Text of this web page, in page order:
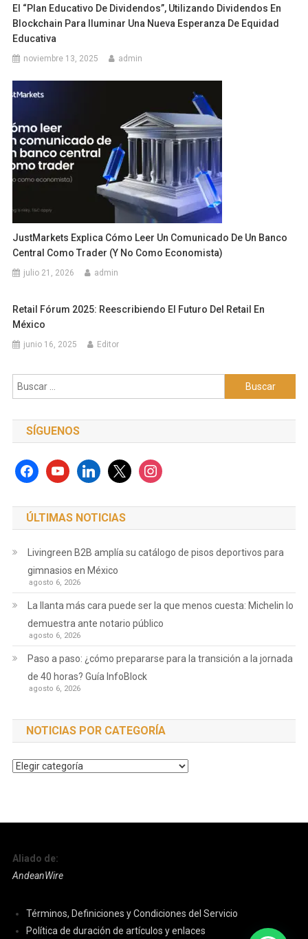
El “Plan Educativo De Dividendos”, Utilizando Dividendos En
Blockchain Para Iluminar Una Nueva Esperanza De Equidad
Educativa
noviembre 13, 2025 admin
JustMarkets Explica Cómo Leer Un Comunicado De Un Banco
Central Como Trader (y No Como Economista)
julio 21, 2026 admin
Retail Fórum 2025: Reescribiendo El Futuro Del Retail En
México
junio 16, 2025 Editor
Buscar:
SÍGUENOS
facebookyoutubelinkedinx instagram
ÚLTIMAS NOTICIAS
Livingreen B2B amplía su catálogo de pisos deportivos para
gimnasios en México
agosto 6, 2026
La llanta más cara puede ser la que menos cuesta: Michelin lo
demuestra ante notario público
agosto 6, 2026
Paso a paso: ¿cómo prepararse para la transición a la jornada
de 40 horas? Guía InfoBlock
agosto 6, 2026
NOTICIAS POR CATEGORÍA
Noticias
Aliado de:
AndeanWire
Términos, Definiciones y Condiciones del Servicio
Política de duración de artículos y enlaces